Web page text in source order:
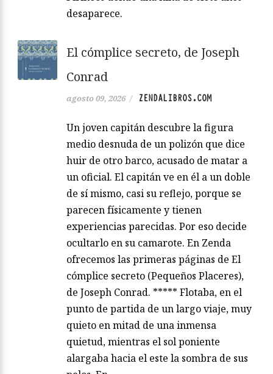
desaparece.
El cómplice secreto, de Joseph
Conrad
agosto 09, 2026 / ZENDALIBROS.COM
Un joven capitán descubre la figura
medio desnuda de un polizón que dice
huir de otro barco, acusado de matar a
un oficial. El capitán ve en él a un doble
de sí mismo, casi su reflejo, porque se
parecen físicamente y tienen
experiencias parecidas. Por eso decide
ocultarlo en su camarote. En Zenda
ofrecemos las primeras páginas de El
cómplice secreto (Pequeños Placeres),
de Joseph Conrad. ***** Flotaba, en el
punto de partida de un largo viaje, muy
quieto en mitad de una inmensa
quietud, mientras el sol poniente
alargaba hacia el este la sombra de sus